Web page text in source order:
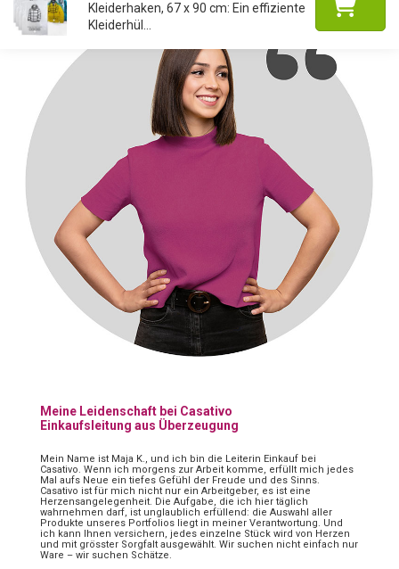
Kleiderhaken, 67 x 90 cm: Ein effiziente
Kleiderhül...
Meine Leidenschaft bei Casativo
Einkaufsleitung aus Überzeugung
Mein Name ist Maja K., und ich bin die Leiterin Einkauf bei
Casativo. Wenn ich morgens zur Arbeit komme, erfüllt mich jedes
Mal aufs Neue ein tiefes Gefühl der Freude und des Sinns.
Casativo ist für mich nicht nur ein Arbeitgeber, es ist eine
Herzensangelegenheit. Die Aufgabe, die ich hier täglich
wahrnehmen darf, ist unglaublich erfüllend: die Auswahl aller
Produkte unseres Portfolios liegt in meiner Verantwortung. Und
ich kann Ihnen versichern, jedes einzelne Stück wird von Herzen
und mit grösster Sorgfalt ausgewählt. Wir suchen nicht einfach nur
Ware – wir suchen Schätze.